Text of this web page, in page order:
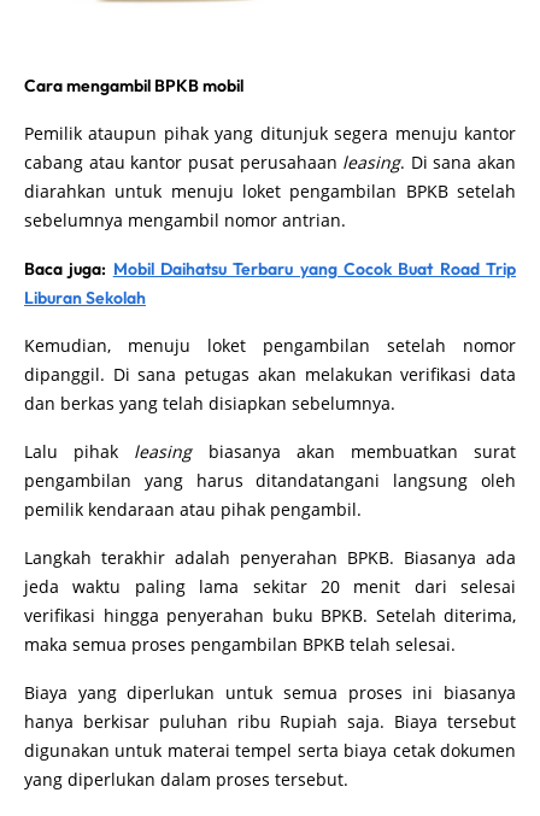
Cara mengambil BPKB mobil
Pemilik ataupun pihak yang ditunjuk segera menuju kantor
cabang atau kantor pusat perusahaan leasing. Di sana akan
diarahkan untuk menuju loket pengambilan BPKB setelah
sebelumnya mengambil nomor antrian.
Baca juga: Mobil Daihatsu Terbaru yang Cocok Buat Road Trip
Liburan Sekolah
Kemudian, menuju loket pengambilan setelah nomor
dipanggil. Di sana petugas akan melakukan verifikasi data
dan berkas yang telah disiapkan sebelumnya.
Lalu pihak leasingbiasanya akan membuatkan surat
pengambilan yang harus ditandatangani langsung oleh
pemilik kendaraan atau pihak pengambil.
Langkah terakhir adalah penyerahan BPKB. Biasanya ada
jeda waktu paling lama sekitar 20 menit dari selesai
verifikasi hingga penyerahan buku BPKB. Setelah diterima,
maka semua proses pengambilan BPKB telah selesai.
Biaya yang diperlukan untuk semua proses ini biasanya
hanya berkisar puluhan ribu Rupiah saja. Biaya tersebut
digunakan untuk materai tempel serta biaya cetak dokumen
yang diperlukan dalam proses tersebut.